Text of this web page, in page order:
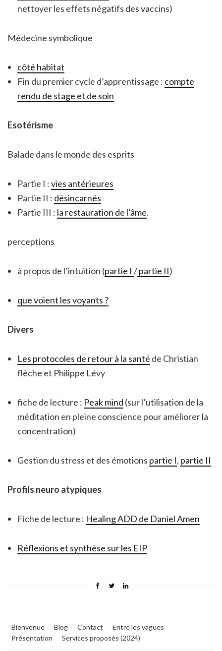
nettoyer les effets négatifs des vaccins)
Médecine symbolique
côté habitat
Fin du premier cycle d’apprentissage : compte
rendu de stage et de soin
Esotérisme
Balade dans le monde des esprits
Partie I :vies antérieures
Partie II : désincarnés
Partie III : la restauration de l’âme.
perceptions
à propos de l’intuition (partie I /partie II)
que voient les voyants ?
Divers
Les protocoles de retour à la santé de Christian
flèche et Philippe Lévy
fiche de lecture : Peak mind (sur l’utilisation de la
méditation en pleine conscience pour améliorer la
concentration)
Gestion du stress et des émotions partie I, partie II
Profils neuro atypiques
Fiche de lecture : Healing ADD de Daniel Amen
Réflexions et synthèse sur les EIP
Bienvenue Blog Contact
Entre les vagues
Présentation
Services proposés (2024)